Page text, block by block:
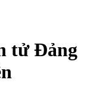
tử Đảng